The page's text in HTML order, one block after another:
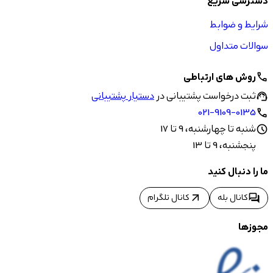
شرایط و ضوابط
سوالات متداول
callروش های ارتباطی
support_agentثبت درخواست پشتیبانی دردستیار پشتیبانی
call
021-9109-0135
scheduleشنبه تا چهارشنبه، 9 تا 17
پنجشنبه، 9 تا 13
ما را دنبال کنید
forumکانال بله arrow_outward کانال تلگرام
مجوزها